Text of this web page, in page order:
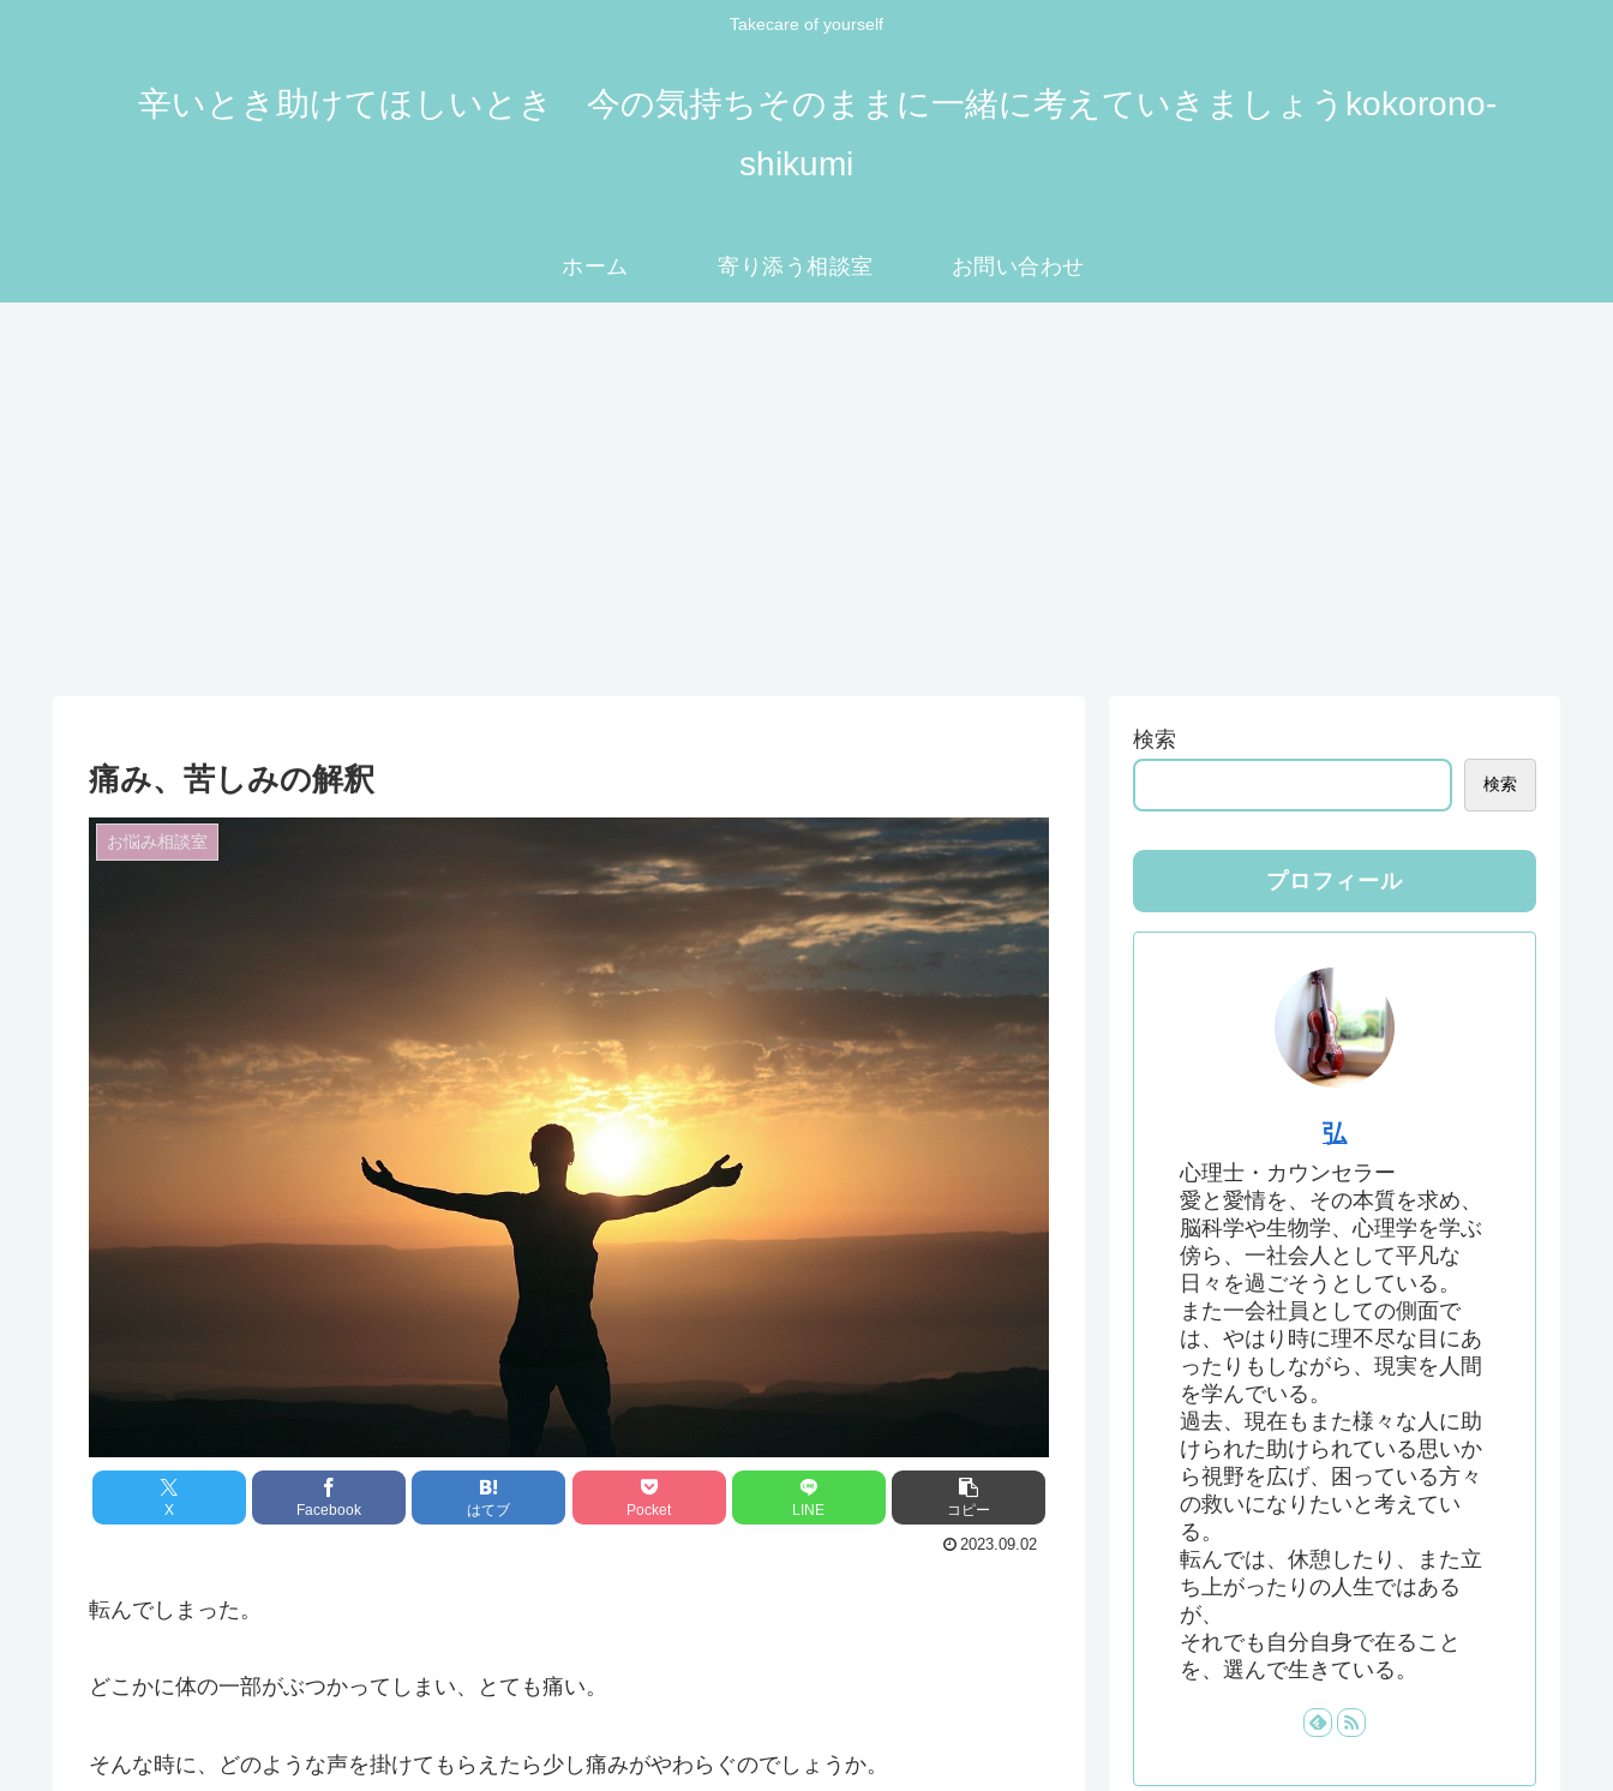
Takecare of yourself
辛いとき助けてほしいとき 今の気持ちそのままに一緒に考えていきましょうkokorono-
shikumi
ホーム 寄り添う相談室 お問い合わせ
痛み、苦しみの解釈
お悩み相談室
X Facebook はてブ Pocket LINE コピー
2023.09.02
転んでしまった。
どこかに体の一部がぶつかってしまい、とても痛い。
そんな時に、どのような声を掛けてもらえたら少し痛みがやわらぐのでしょうか。
検索
検索
プロフィール
弘
心理士・カウンセラー
愛と愛情を、その本質を求め、
脳科学や生物学、心理学を学ぶ
傍ら、一社会人として平凡な
日々を過ごそうとしている。
また一会社員としての側面で
は、やはり時に理不尽な目にあ
ったりもしながら、現実を人間
を学んでいる。
過去、現在もまた様々な人に助
けられた助けられている思いか
ら視野を広げ、困っている方々
の救いになりたいと考えてい
る。
転んでは、休憩したり、また立
ち上がったりの人生ではある
が、
それでも自分自身で在ること
を、選んで生きている。